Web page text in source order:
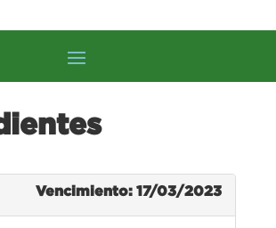
Vencimiento: 17/03/2023